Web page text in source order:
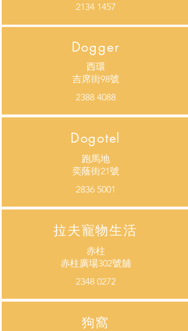
2134 1457
Dogger
西環
​吉席街98號
2388 4088
Dogotel
跑馬地
​奕蔭街21號
2836 5001
拉夫寵物生活
赤柱
赤柱廣場302號舖
2348 0272
狗窩